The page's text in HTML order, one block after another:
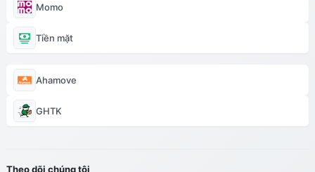
Momo
Tiền mặt
Ahamove
GHTK